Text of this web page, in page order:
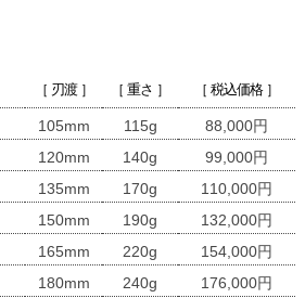
［ 刃渡 ］ ［ 重さ ］ ［ 税込価格 ］
105mm 115g
88,000円
120mm
140g
99,000円
135mm
170g
110,000円
150mm
190g
132,000円
165mm
220g
154,000円
180mm
240g
176,000円